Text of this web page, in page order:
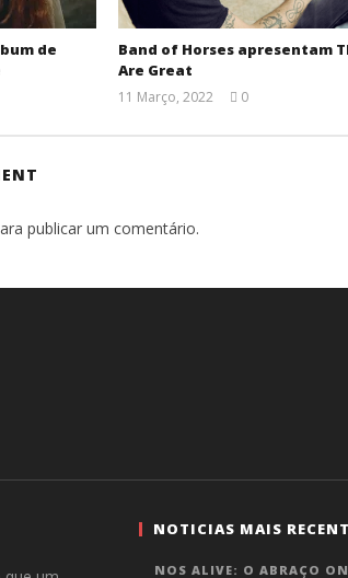
de
Band of Horses apresentam
Are Great
11 Março, 2022
Ventura
0
publicar um comentário.
NOTICIAS MAIS
NOS ALIVE: O ABRAÇO